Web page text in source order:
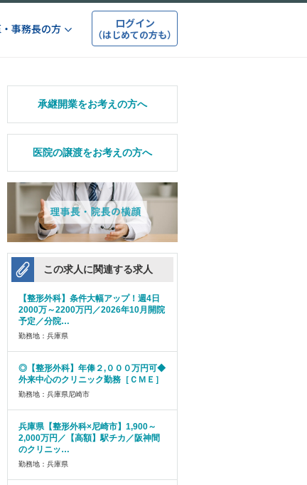
事務長の方 ログイン
（はじめての方も）
承継開業をお考えの方へ
医院の譲渡をお考えの方へ
この求人に関連する求人
【整形外科】条件大幅アップ！週4日
2000万～2200万円／2026年10月開院
予定／分院…
勤務地：兵庫県
◎【整形外科】年俸２,０００万円可◆
外来中心のクリニック勤務［ＣＭＥ］
勤務地：兵庫県尼崎市
兵庫県【整形外科×尼崎市】1,900～
2,000万円／【高額】駅チカ／阪神間
のクリニッ…
勤務地：兵庫県